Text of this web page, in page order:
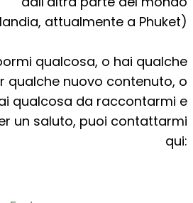
attualmente a Phuket)
qualcosa, o hai qualche
qualche nuovo contenuto, o
qualcosa da raccontarmi e
un saluto, puoi contattarmi
qui: